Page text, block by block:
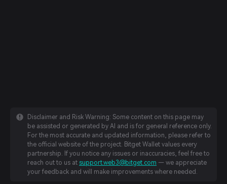
Disclaimer and Risk Warning: Some content on this page may
be assisted or generated by AI and is for general reference only.
For the most accurate and updated information, please refer to
the official website of the project. Bitget Wallet values every
partnership. If you notice any issues or inaccuracies, feel free to
reach out to us at support.web3@bitget.com — we appreciate
your feedback and will make improvements where needed.